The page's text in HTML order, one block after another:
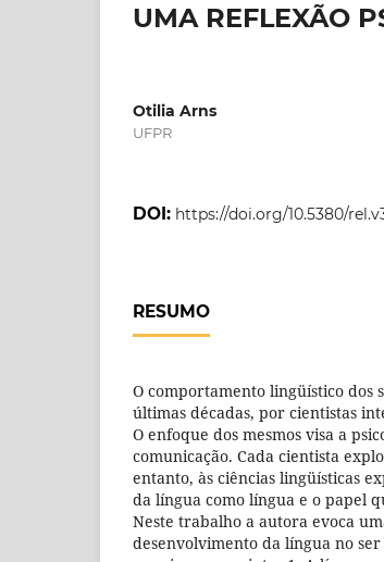
UMA REFLEXÃO
Otilia Arns
UFPR
DOI: https://doi.org/10.5380/
RESUMO
O comportamento lingüístico dos
últimas décadas, por cientistas
O enfoque dos mesmos visa a
comunicação. Cada cientista
entanto, às ciências lingüísticas
da língua como língua e o papel
Neste trabalho a autora evoca
desenvolvimento da língua no